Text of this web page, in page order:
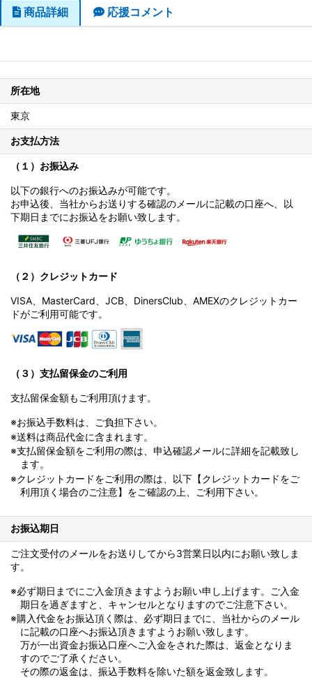
商品詳細 応援コメント
所在地
東京
お支払方法
（１）お振込み
以下の銀行へのお振込みが可能です。
お申込後、当社からお送りする確認のメールに記載の口座へ、以
下期日までにお振込をお願い致します。
（２）クレジットカード
VISA、MasterCard、JCB、DinersClub、AMEXのクレジットカー
ドがご利用可能です。
（３）支払留保金のご利用
支払留保金額もご利用頂けます。
※お振込手数料は、ご負担下さい。
※送料は商品代金に含まれます。
※支払留保金額をご利用の際は、申込確認メールに詳細を記載致し
ます。
※クレジットカードをご利用の際は、以下【クレジットカードをご
利用頂く場合のご注意】をご確認の上、ご利用下さい。
お振込期日
ご注文受付のメールをお送りしてから3営業日以内にお願い致しま
す。
※必ず期日までにご入金頂きますようお願い申し上げます。ご入金
期日を過ぎますと、キャンセルとなりますのでご注意下さい。
※購入代金をお振込頂く際は、必ず期日までに、当社からのメール
に記載の口座へお振込頂きますようお願い致します。
万が一出資金お振込口座へご入金をされた際は、返金となりま
すのでご了承ください。
その際の返金は、振込手数料を除いた額を返金致します。